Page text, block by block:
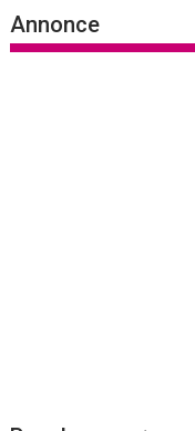
Annonce